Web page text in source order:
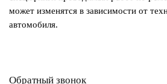
может изменятся в зависимости от
автомобиля.
Обратный звонок